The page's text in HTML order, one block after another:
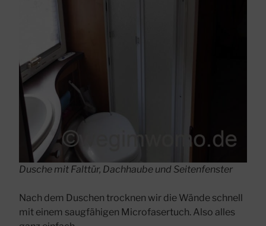
Dusche mit Falttür, Dachhaube und Seitenfenster
Nach dem Duschen trocknen wir die Wände schnell
mit einem saugfähigen Microfasertuch. Also alles